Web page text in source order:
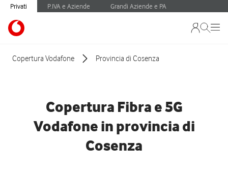
Privati P.IVA e Aziende Grandi Aziende e PA
Copertura Vodafone Provincia di Cosenza
Copertura Fibra e 5G
Vodafone in provincia di
Cosenza